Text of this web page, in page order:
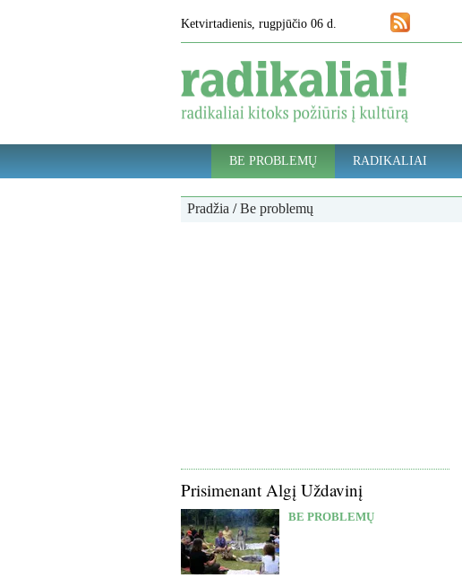
Ketvirtadienis, rugpjūčio 06 d.
BE PROBLEMŲ RADIKALIAI
Pradžia /Be problemų
Prisimenant Algį Uždavinį
BE PROBLEMŲ